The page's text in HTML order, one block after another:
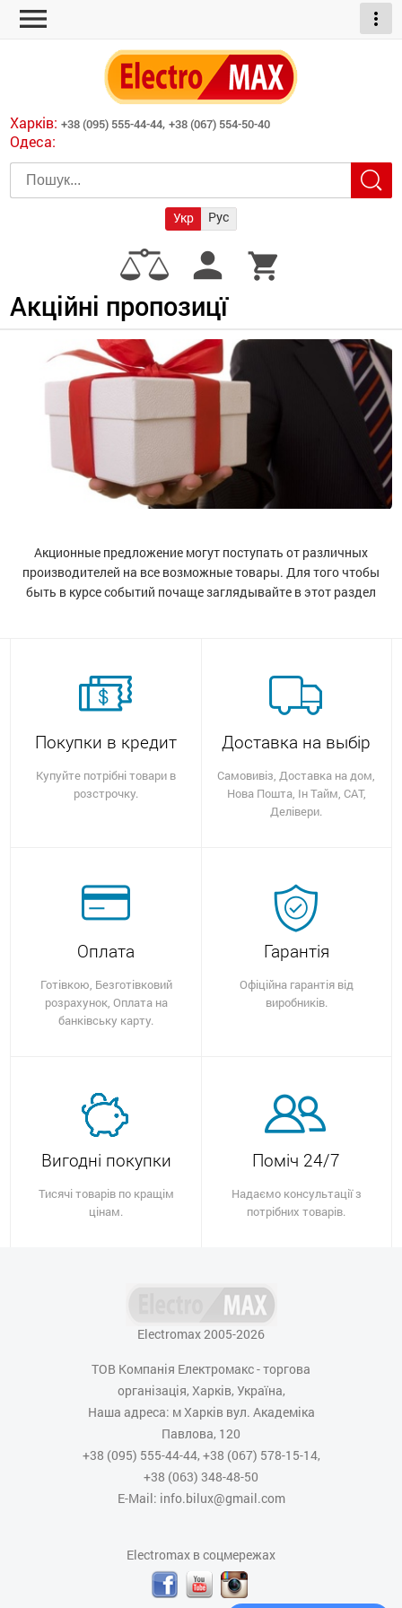
menu more_vert
Харків: +38 (095) 555-44-44, +38 (067) 554-50-40
Одеса:
Укр Рус
person shopping_cart
обігрівачі
машини
для
Акційні пропозицї
Акционные предложение могут поступать от различных
производителей на все возможные товары. Для того чтобы
быть в курсе событий почаще заглядывайте в этот раздел
Покупки в кредит
Купуйте потрібні товари в
розстрочку.
Доставка на выбір
Самовивіз, Доставка на дом,
Нова Пошта, Ін Тайм, САТ,
Делівери.
Оплата
Готівкою, Безготівковий
розрахунок, Оплата на
банківську карту.
Гарантія
Офіційна гарантія від
виробників.
Вигодні покупки
Тисячі товарів по кращім
цінам.
Поміч 24/7
Надаємо консультації з
потрібних товарів.
Electromax 2005-2026
ТОВ Компанія Електромакс - торгова
організація, Харків, Україна,
Наша адреса: м Харків вул. Академіка
Павлова, 120
+38 (095) 555-44-44, +38 (067) 578-15-14,
+38 (063) 348-48-50
E-Mail: info.bilux@gmail.com
Electromax в соцмережах